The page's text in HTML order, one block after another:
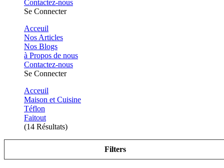
Contactez-nous
Se Connecter
Acceuil
Nos Articles
Nos Blogs
à Propos de nous
Contactez-nous
Se Connecter
Acceuil
Maison et Cuisine
Téflon
Faitout
(14 Résultats)
Filters